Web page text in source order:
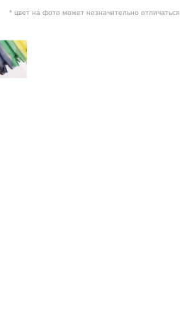
* цвет на фото может незначительно отличаться